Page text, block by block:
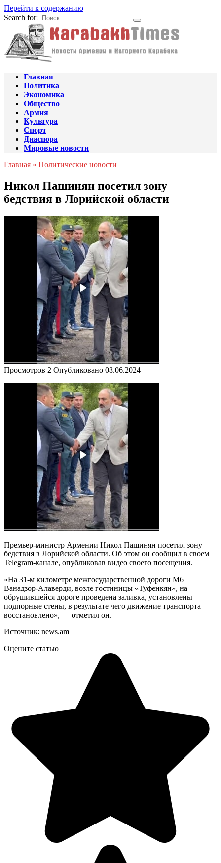
Перейти к содержанию
Search for:
Главная
Политика
Экономика
Общество
Армия
Культура
Спорт
Диаспора
Мировые новости
Главная » Политические новости
Никол Пашинян посетил зону
бедствия в Лорийской области
Просмотров 2 Опубликовано 08.06.2024
Премьер-министр Армении Никол Пашинян посетил зону
бедствия в Лорийской области. Об этом он сообщил в своем
Telegram-канале, опубликовав видео своего посещения.
«На 31-м километре межгосударственной дороги М6
Ванадзор-Алаверди, возле гостиницы «Туфенкян», на
обрушившейся дороге проведена заливка, установлены
подпорные стены, в результате чего движение транспорта
восстановлено», — отметил он.
Источник: news.am
Оцените статью